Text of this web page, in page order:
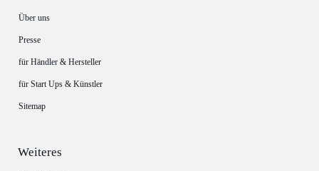
Über uns
Presse
für Händler & Hersteller
für Start Ups & Künstler
Sitemap
Weiteres